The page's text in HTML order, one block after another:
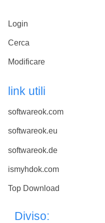
Login
Cerca
Modificare
link utili
softwareok.com
softwareok.eu
softwareok.de
ismyhdok.com
Top Download
Diviso: